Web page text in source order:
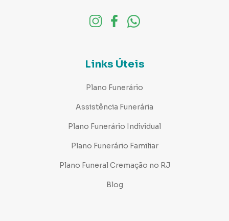
Links Úteis
Plano Funerário
Assistência Funerária
Plano Funerário Individual
Plano Funerário Familiar
Plano Funeral Cremação no RJ
Blog